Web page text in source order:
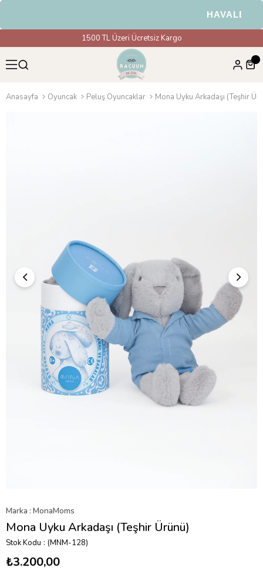
HAVALE &
1500 TL Üzeri Ücretsiz Kargo
Anasayfa Oyuncak Peluş Oyuncaklar Mona Uyku Arkadaşı (Teşhir
Marka : MonaMoms
Mona Uyku Arkadaşı (Teşhir Ürünü)
Stok Kodu (MNM-128)
₺3.200,00